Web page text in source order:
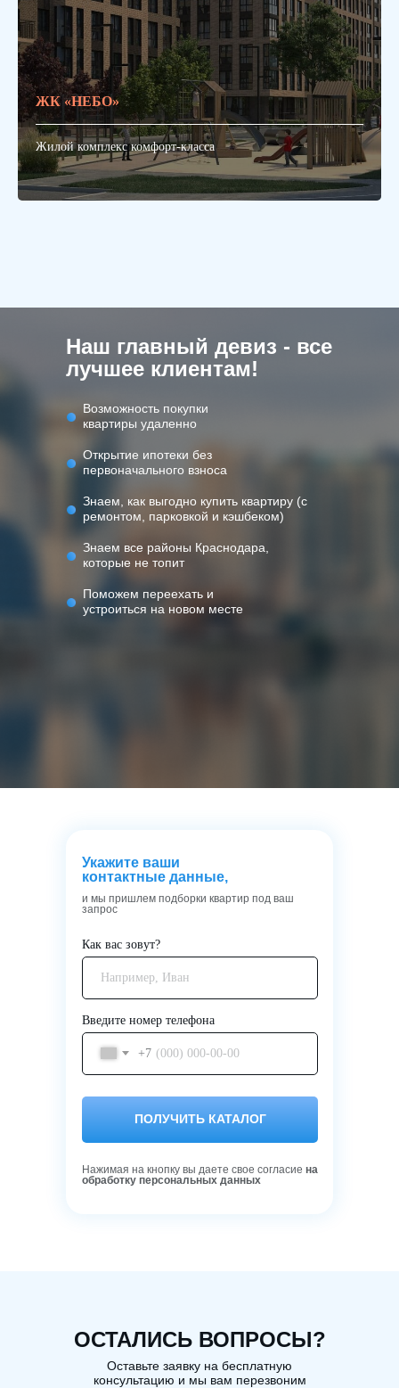
ЖК «НЕБО»
Жилой комплекс комфорт-класса
Возможность покупки
квартиры удаленно
Открытие ипотеки без
первоначального взноса
Знаем, как выгодно купить квартиру (с
ремонтом, парковкой и кэшбеком)
Знаем все районы Краснодара,
которые не топит
Поможем переехать и
устроиться на новом месте
Укажите ваши
контактные данные,
и мы пришлем подборки квартир под ваш
запрос
Наш главный девиз - все
лучшее клиентам!
Как вас зовут?
Введите номер телефона
+7
ПОЛУЧИТЬ КАТАЛОГ
Нажимая на кнопку вы даете свое согласие на
обработку персональных данных
ОСТАЛИСЬ ВОПРОСЫ?
Оставьте заявку на бесплатную
консультацию и мы вам перезвоним